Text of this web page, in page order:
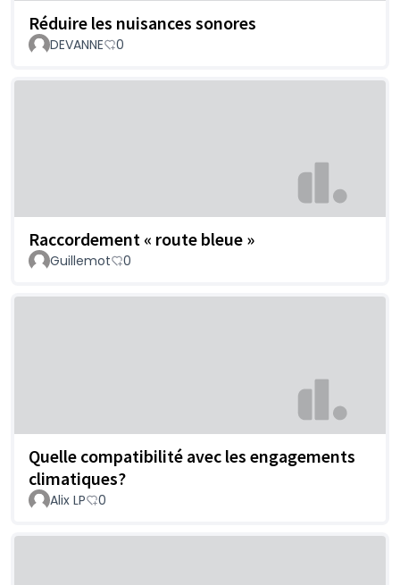
Réduire les nuisances sonores
DEVANNE 0
Raccordement « route bleue »
Guillemot 0
Quelle compatibilité avec les engagements
climatiques?
Alix LP 0